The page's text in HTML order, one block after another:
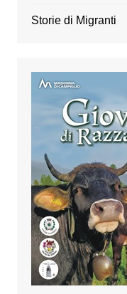
Storie di Migranti